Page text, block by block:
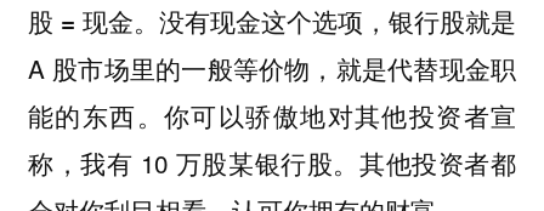
股 = 现金。没有现金这个选项，银行股就是
A 股市场里的一般等价物，就是代替现金职
能的东西。你可以骄傲地对其他投资者宣
称，我有 10 万股某银行股。其他投资者都